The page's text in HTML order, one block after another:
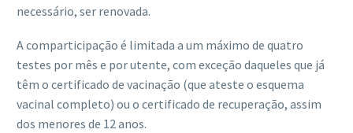
necessário, ser renovada.
A comparticipação é limitada a um máximo de quatro
testes por mês e por utente, com exceção daqueles que já
têm o certificado de vacinação (que ateste o esquema
vacinal completo) ou o certificado de recuperação, assim
dos menores de 12 anos.